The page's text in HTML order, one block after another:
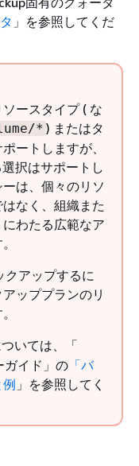
」を参照してくだ
ースタイプ ( な
* ) またはタ
ートしますが、
択はサポートし
は、個々のリソ
なく、組織また
わたる広範なア
クアップするに
ッププランのリ
いては、「
ガイド」の 「バ
」を参照してく